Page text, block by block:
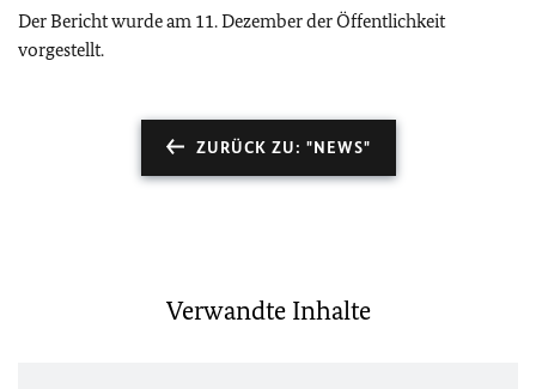
Der Bericht wurde am 11. Dezember der Öffentlichkeit
vorgestellt.
ZURÜCK ZU: "NEWS"
Verwandte Inhalte